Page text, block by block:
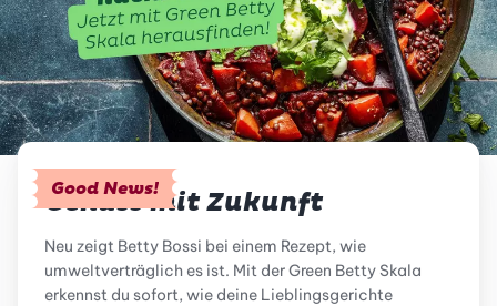
Good News!
Genuss mit Zukunft
Neu zeigt Betty Bossi bei einem Rezept, wie
umweltverträglich es ist. Mit der Green Betty Skala
erkennst du sofort, wie deine Lieblingsgerichte